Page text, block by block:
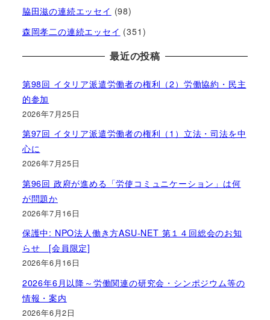
脇田滋の連続エッセイ (98)
森岡孝二の連続エッセイ (351)
最近の投稿
第98回 イタリア派遣労働者の権利（2）労働協約・民主
的参加
2026年7月25日
第97回 イタリア派遣労働者の権利（1）立法・司法を中
心に
2026年7月25日
第96回 政府が進める「労使コミュニケーション」は何
が問題か
2026年7月16日
保護中: NPO法人働き方ASU-NET 第１４回総会のお知
らせ [会員限定]
2026年6月16日
2026年6月以降～労働関連の研究会・シンポジウム等の
情報・案内
2026年6月2日